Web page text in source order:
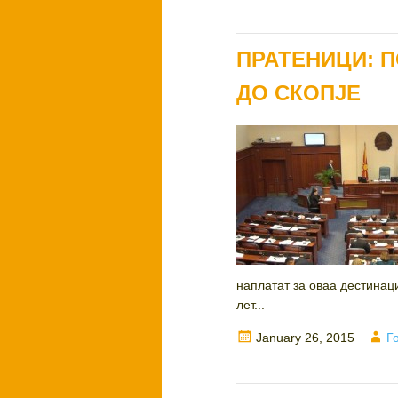
ПРАТЕНИЦИ:
ДО СКОПЈЕ
наплатат за оваа
лет...
Posted
January 26, 2015